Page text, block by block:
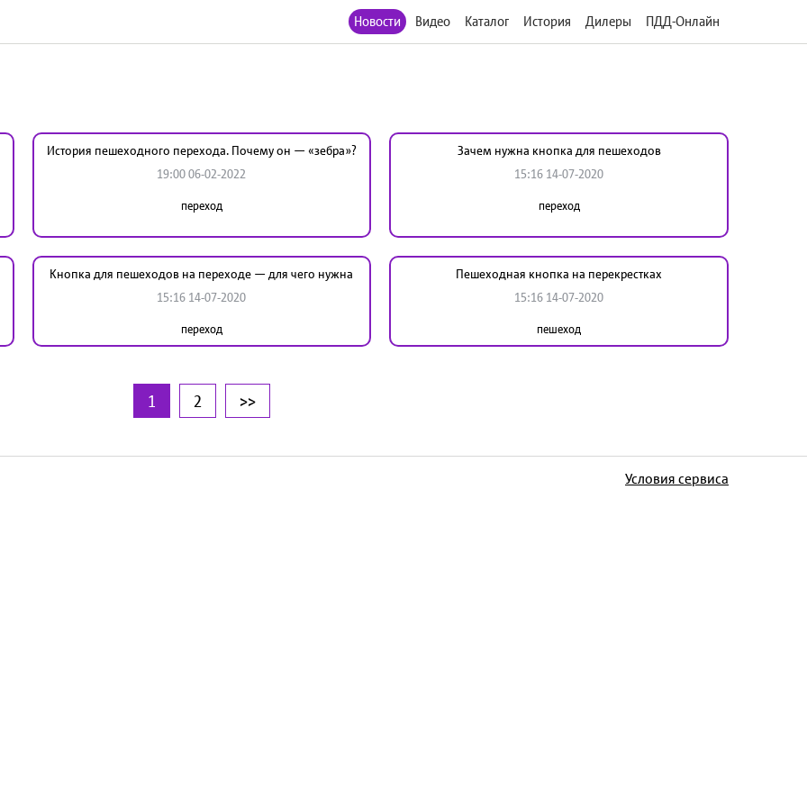
Новости Видео Каталог История Дилеры ПДД-Онлайн
История пешеходного перехода. Почему он — «зебра»?
19:00 06-02-2022
переход
Зачем нужна кнопка для пешеходов
15:16 14-07-2020
переход
Кнопка для пешеходов на переходе — для чего нужна
15:16 14-07-2020
переход
Пешеходная кнопка на перекрестках
15:16 14-07-2020
пешеход
1 2 >>
Условия сервиса